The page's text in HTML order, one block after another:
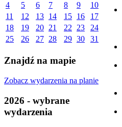
4
5 6 7 8 9
10
11
12 13 14 15 16
17
18
19 20 21 22 23
24
25
26 27 28 29 30 31
Znajdź na mapie
Zobacz wydarzenia na planie
2026 - wybrane
wydarzenia